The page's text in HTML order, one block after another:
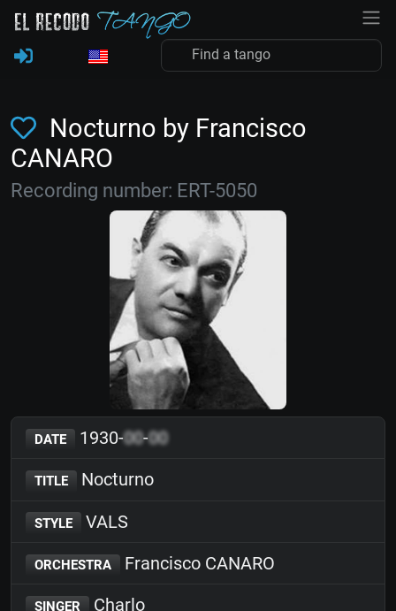
Nocturno by Francisco
CANARO
Recording number: ERT-5050
DATE 1930-00-00
TITLE Nocturno
STYLE VALS
ORCHESTRA Francisco CANARO
SINGER Charlo